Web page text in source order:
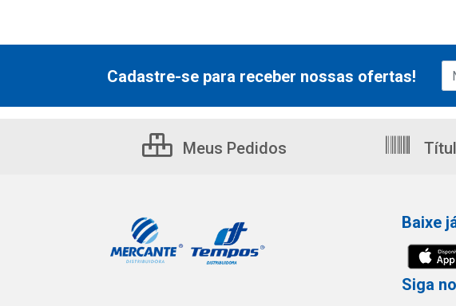
Cadastre-se para receber nossas ofertas!
Meus Pedidos
Baixe
Siga